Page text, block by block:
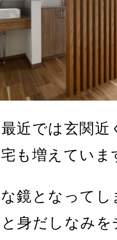
近では玄関近
も増えていま
鏡となって
身だしなみ